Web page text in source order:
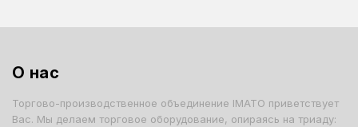
О нас
Торгово-производственное объединение IMATO приветствует
Вас. Мы делаем торговое оборудование, опираясь на триаду: